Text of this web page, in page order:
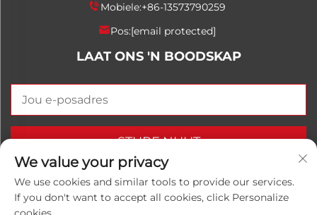
Mobiele:+86-13573790259
Pos:[email protected]
LAAT ONS 'N BOODSKAP
STURF NUUT
Kopiereg © 2025 China Shandong Luwanhong
We value your privacy
We use cookies and similar tools to provide our services.
If you don't want to accept all cookies, click Personalize